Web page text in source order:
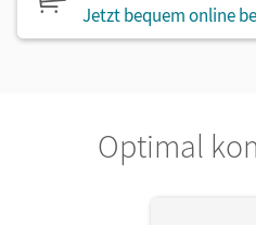
Jetzt bequem online
Optimal